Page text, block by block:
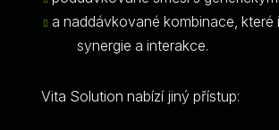
a naddávkované kombinace, které
synergie a interakce.
Vita Solution nabízí jiný přístup: